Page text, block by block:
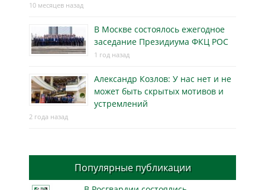
10 месяцев назад
В Москве состоялось ежегодное
заседание Президиума ФКЦ РОС
1 год назад
Александр Козлов: У нас нет и не
может быть скрытых мотивов и
устремлений
2 года назад
Популярные публикации